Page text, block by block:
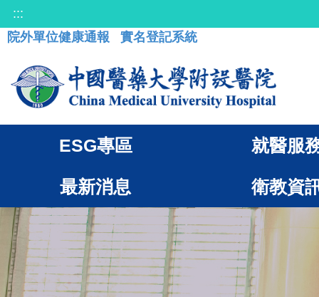
:::
院外單位健康通報
實名登記系統
ESG專區 就醫服
最新消息 衛教資